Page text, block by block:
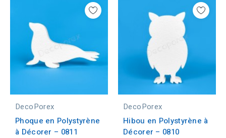
DecoPorex
Phoque en Polystyrène
à Décorer – 0811
DecoPorex
Hibou en Polystyrène à
Décorer – 0810